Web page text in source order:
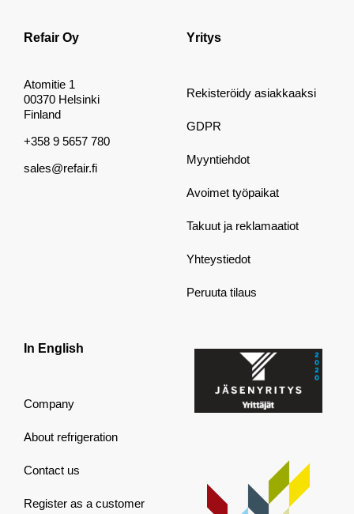
Refair Oy
Atomitie 1
00370 Helsinki
Finland
+358 9 5657 780
sales@refair.fi
Yritys
Rekisteröidy asiakkaaksi
GDPR
Myyntiehdot
Avoimet työpaikat
Takuut ja reklamaatiot
Yhteystiedot
Peruuta tilaus
In English
Company
About refrigeration
Contact us
Register as a customer